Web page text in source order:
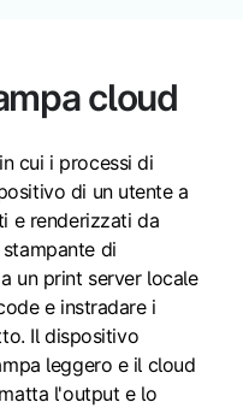
cloud
cui i processi di
di un utente a
e renderizzati da
di
un print server locale
e instradare i
Il dispositivo
leggero e il cloud
l'output e lo